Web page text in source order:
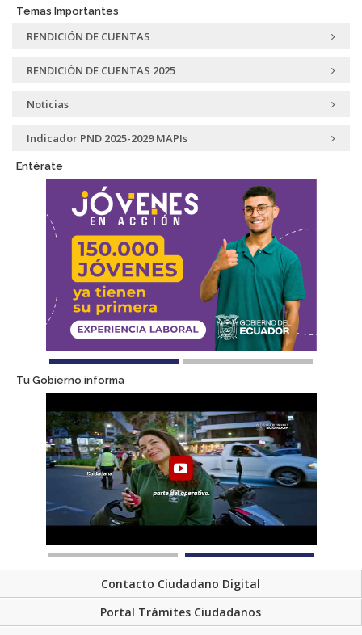
Temas Importantes
RENDICIÓN DE CUENTAS
RENDICIÓN DE CUENTAS 2025
Noticias
Indicador PND 2025-2029 MAPIs
Entérate
Tu Gobierno informa
Contacto Ciudadano Digital
Portal Trámites Ciudadanos